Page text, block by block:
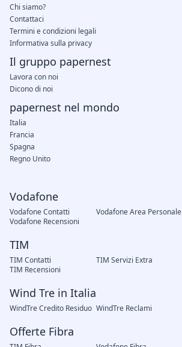
Vodafone
Vodafone Contatti Vodafone Area Personale
Vodafone Recensioni
TIM
TIM Contatti TIM Servizi Extra
TIM Recensioni
Wind Tre in Italia
WindTre Credito Residuo WindTre Reclami
Offerte Fibra
Chi siamo?
Contattaci
Termini e condizioni legali
Informativa sulla privacy
Il gruppo papernest
Lavora con noi
Dicono di noi
papernest nel mondo
Italia
Francia
Spagna
Regno Unito